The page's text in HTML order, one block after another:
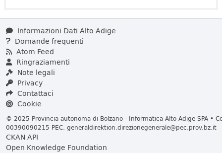
Informazioni Dati Alto Adige
Domande frequenti
Atom Feed
Ringraziamenti
Note legali
Privacy
Contattaci
Cookie
© 2025 Provincia autonoma di Bolzano - Informatica Alto Adige SPA •
00390090215 PEC: generaldirektion.direzionegenerale@pec.prov.bz.it
CKAN API
Open Knowledge Foundation